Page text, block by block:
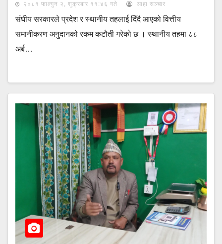
२०८१ फाल्गुन २, शुक्रबार ११:४६ गते आहा सञ्चार
संघीय सरकारले प्रदेश र स्थानीय तहलाई दिँदै आएको वित्तीय
समानीकरण अनुदानको रकम कटौती गरेको छ । स्थानीय तहमा ८८
अर्ब…